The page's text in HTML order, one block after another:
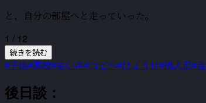
と、自分の部屋へと走っていった。
1 / 12
続きを読む
#子供#高校#笑い声#コピペ#ひょうせ#禍人形#
後日談：